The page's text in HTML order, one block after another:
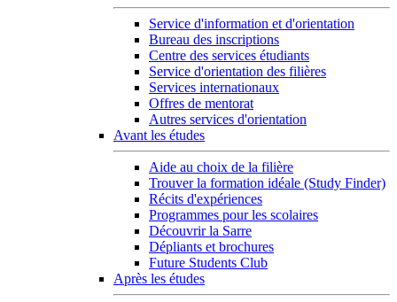
Service d'information et d'orientation
Bureau des inscriptions
Centre des services étudiants
Service d'orientation des filières
Services internationaux
Offres de mentorat
Autres services d'orientation
Avant les études
Aide au choix de la filière
Trouver la formation idéale (Study Finder)
Récits d'expériences
Programmes pour les scolaires
Découvrir la Sarre
Dépliants et brochures
Future Students Club
Après les études